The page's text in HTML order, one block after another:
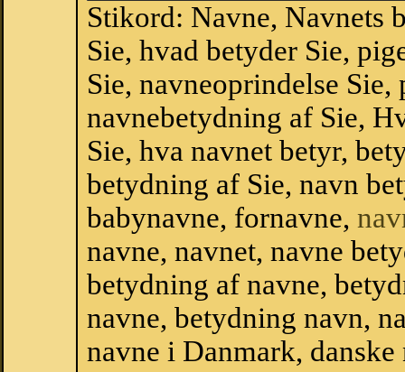
Stikord: Navne, Navnets
Sie, hvad betyder Sie,
Sie, navneoprindelse
navnebetydning af Sie,
Sie, hva navnet betyr,
betydning af Sie, navn
babynavne, fornavne,
navne, navnet, navne
betydning af navne,
navne, betydning navn,
navne i Danmark,